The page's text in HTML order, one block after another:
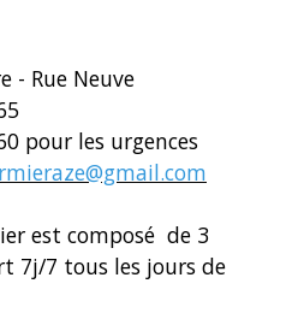
- Rue Neuve
pour les urgences
est composé de 3
7j/7 tous les jours de